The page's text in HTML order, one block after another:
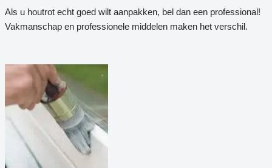
Als u houtrot echt goed wilt aanpakken, bel dan een professional!
Vakmanschap en professionele middelen maken het verschil.